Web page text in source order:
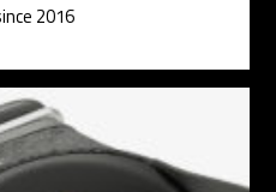
2016